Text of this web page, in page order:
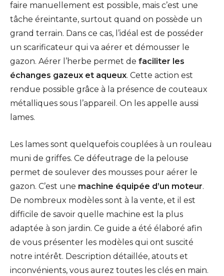
faire manuellement est possible, mais c’est une
tâche éreintante, surtout quand on possède un
grand terrain. Dans ce cas, l’idéal est de posséder
un scarificateur qui va aérer et démousser le
gazon. Aérer l’herbe permet de faciliter les
échanges gazeux et aqueux. Cette action est
rendue possible grâce à la présence de couteaux
métalliques sous l’appareil. On les appelle aussi
lames.
Les lames sont quelquefois couplées à un rouleau
muni de griffes. Ce défeutrage de la pelouse
permet de soulever des mousses pour aérer le
gazon. C’est une machine équipée d’un moteur.
De nombreux modèles sont à la vente, et il est
difficile de savoir quelle machine est la plus
adaptée à son jardin. Ce guide a été élaboré afin
de vous présenter les modèles qui ont suscité
notre intérêt. Description détaillée, atouts et
inconvénients, vous aurez toutes les clés en main.